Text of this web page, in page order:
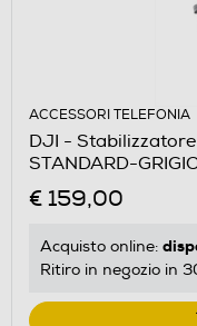
ACCESSORI TELEFONIA
DJI - Stabilizzatore
STANDARD-
€ 159,00
Acquisto online:
Ritiro in negozio in